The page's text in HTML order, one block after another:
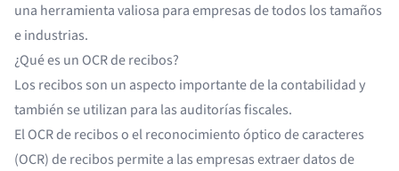
una herramienta valiosa para empresas de todos los tamaños
e industrias.
¿Qué es un OCR de recibos?
Los recibos son un aspecto importante de la contabilidad y
también se utilizan para las auditorías fiscales.
El OCR de recibos o elreconocimiento óptico de caracteres
(OCR)de recibos permite a las empresas extraer datos de